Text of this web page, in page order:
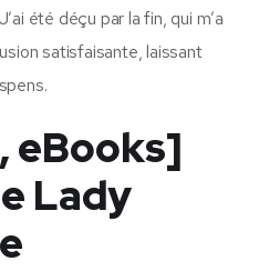
été déçu par la fin, qui m’a
satisfaisante, laissant
eBooks]
Lady